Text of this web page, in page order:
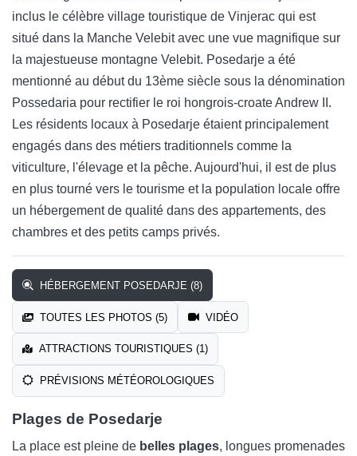
inclus le célèbre village touristique de Vinjerac qui est
situé dans la Manche Velebit avec une vue magnifique sur
la majestueuse montagne Velebit. Posedarje a été
mentionné au début du 13ème siècle sous la dénomination
Possedaria pour rectifier le roi hongrois-croate Andrew II.
Les résidents locaux à Posedarje étaient principalement
engagés dans des métiers traditionnels comme la
viticulture, l'élevage et la pêche. Aujourd'hui, il est de plus
en plus tourné vers le tourisme et la population locale offre
un hébergement de qualité dans des appartements, des
chambres et des petits camps privés.
HÉBERGEMENT POSEDARJE (8)
TOUTES LES PHOTOS (5) VIDÉO
ATTRACTIONS TOURISTIQUES (1)
PRÉVISIONS MÉTÉOROLOGIQUES
Plages de Posedarje
La place est pleine de belles plages, longues promenades